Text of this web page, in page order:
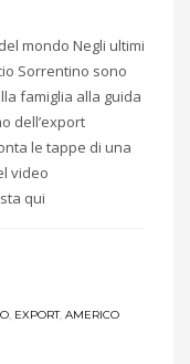
mondo Negli ultimi
Sorrentino sono
famiglia alla guida
dell’export
le tappe di una
video
qui
, EXPORT, AMERICO